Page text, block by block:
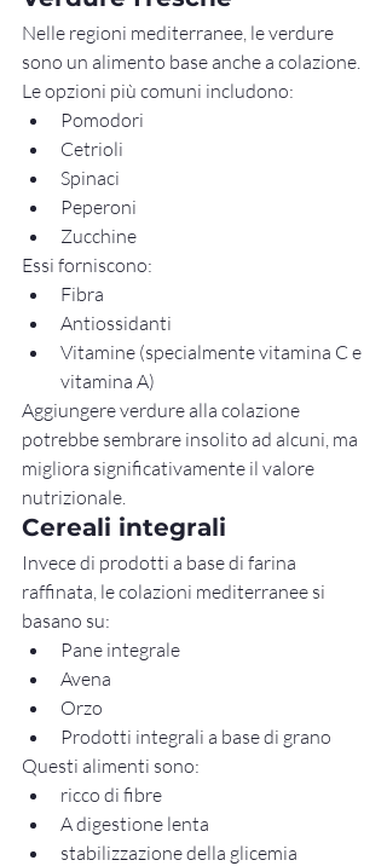
Nelle regioni mediterranee, le verdure
sono un alimento base anche a colazione.
Le opzioni più comuni includono:
Pomodori
Cetrioli
Spinaci
Peperoni
Zucchine
Essi forniscono:
Fibra
Antiossidanti
Vitamine (specialmente vitamina C e
vitamina A)
Aggiungere verdure alla colazione
potrebbe sembrare insolito ad alcuni, ma
migliora significativamente il valore
nutrizionale.
Cereali integrali
Invece di prodotti a base di farina
raffinata, le colazioni mediterranee si
basano su:
Pane integrale
Avena
Orzo
Prodotti integrali a base di grano
Questi alimenti sono:
ricco di fibre
A digestione lenta
stabilizzazione della glicemia